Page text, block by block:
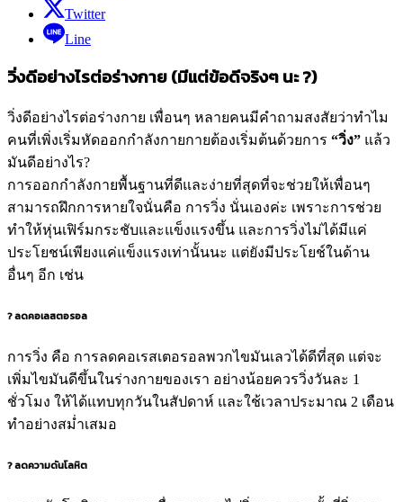
Twitter
Line
วิ่งดีอย่างไรต่อร่างกาย (มีแต่ข้อดีจริงๆ นะ?)
วิ่งดีอย่างไรต่อร่างกาย เพื่อนๆ หลายคนมีคำถามสงสัยว่าทำไม
คนที่เพิ่งเริ่มหัดออกกำลังกายกายต้องเริ่มต้นด้วยการ “วิ่ง” แล้ว
มันดีอย่างไร?
การออกกำลังกายพื้นฐานที่ดีและง่ายที่สุดที่จะช่วยให้เพื่อนๆ
สามารถฝึกการหายใจนั่นคือ การวิ่ง นั่นเองค่ะ เพราะการช่วย
ทำให้หุ่นเฟิร์มกระชับและแข็งแรงขึ้น และการวิ่งไม่ได้มีแค่
ประโยชน์เพียงแค่แข็งแรงเท่านั้นนะ แต่ยังมีประโยช์ในด้าน
อื่นๆ อีก เช่น
?ลดคอเลสตอรอล
การวิ่ง คือ การลดคอเรสเตอรอลพวกไขมันเลวได้ดีที่สุด แต่จะ
เพิ่มไขมันดีขึ้นในร่างกายของเรา อย่างน้อยควรวิ่งวันละ 1
ชั่วโมง ให้ได้แทบทุกวันในสัปดาห์ และใช้เวลาประมาณ 2 เดือน
ทำอย่างสม่ำเสมอ
?ลดความดันโลหิต